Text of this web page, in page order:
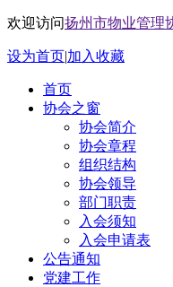
欢迎访问扬州市物业管理
设为首页|加入收藏
首页
协会之窗
协会简介
协会章程
组织结构
协会领导
部门职责
入会须知
入会申请表
公告通知
党建工作